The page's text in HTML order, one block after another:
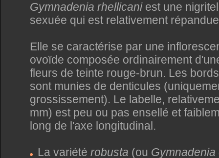
Gymnadenia rhellicaniest une
sexuée qui est relativement
Elle se caractérise par une
ovoïde composée ordinairement
fleurs de teinte rouge-brun. Les
sont munies de denticules
grossissement). Le labelle,
mm) est peu ou pas ensellé et
long de l'axe longitudinal.
La variété robusta (ou Gymnadenia